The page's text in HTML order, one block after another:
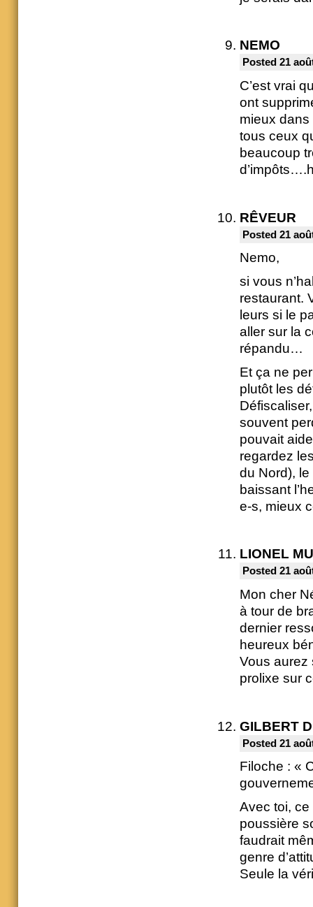
NEMO
Posted 21
C’est vrai
ont
mieux
tous ceux
beaucoup
RÊVEUR
Posted 21
Nemo,
si vous
restaurant.
leurs si le
aller sur la
répandu…
Et ça ne
plutôt les
souvent
pouvait
regardez
du Nord), le
baissant
e-s, mieux
LIONEL
Posted 21
Mon cher
à tour de
dernier
heureux
Vous aurez
prolixe sur
GILBERT
Posted 21
Filoche : «
Avec toi, ce
poussière
faudrait
genre
Seule la